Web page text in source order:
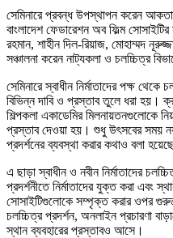
সেমিনারে প্রবন্ধ উপস্থাপন করেন
বাংলাদেশ ফেডারেশন অব ফিল্ম
রহমান, শাহীন দিল-রিয়াজ, মোহাম্মদ
সঞ্চালনা করেন নাট্যকলা ও চলচ্চিত্র
সেমিনারে স্বাধীন নির্মাতাদের পক্ষ থেকে
বিভিন্ন দাবি ও প্রস্তাব তুলে ধরা হয়।
শিল্পকলা একাডেমির মিলনায়তনগুলোকে
প্রস্তাব দেওয়া হয়। শুধু উৎসবের সময়
প্রদর্শনের ব্যবস্থা করার কথাও বলা
এ ছাড়া স্বাধীন ও নবীন নির্মাতাদের
প্রদর্শনীতে নির্মাতাদের যুক্ত করা এবং
সোসাইটিগুলোকে সম্পৃক্ত করার ওপর
চলচ্চিত্র প্রদর্শন, অনলাইন প্রচারণা
স্থান ব্যবহারের প্রস্তাবও আসে।